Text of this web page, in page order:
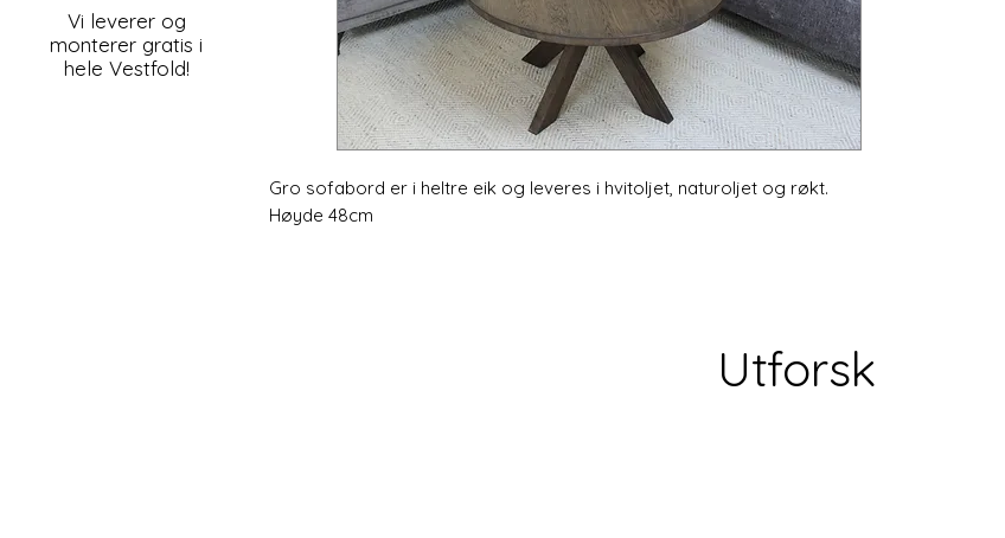
Gro sofabord er i heltre eik og leveres i hvitoljet, naturoljet og røkt.
Høyde 48cm
Vi leverer og
monterer gratis i
hele Vestfold!
Utforsk